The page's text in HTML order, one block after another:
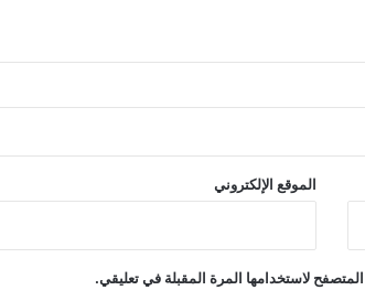
الموقع الإلكتروني
لاستخدامها المرة المقبلة في تعليقي.